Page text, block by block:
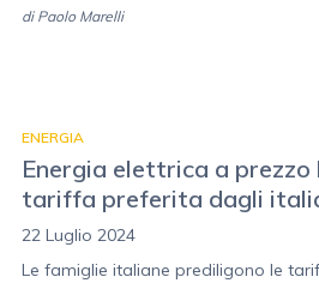
di Paolo Marelli
ENERGIA
Energia elettrica a prezzo
tariffa preferita dagli
22 Luglio 2024
Le famiglie italiane prediligono le